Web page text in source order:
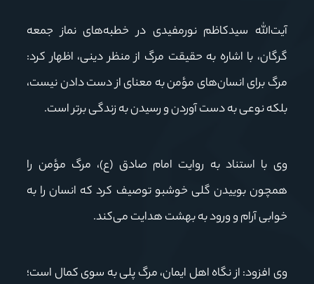
آیت‌الله سیدکاظم نورمفیدی در خطبه‌های نماز جمعه
گرگان، با اشاره به حقیقت مرگ از منظر دینی، اظهار کرد:
مرگ برای انسان‌های مؤمن به معنای از دست دادن نیست،
بلکه نوعی به دست آوردن و رسیدن به زندگی برتر است.
وی با استناد به روایت امام صادق (ع)، مرگ مؤمن را
همچون بوییدن گلی خوشبو توصیف کرد که انسان را به
خوابی آرام و ورود به بهشت هدایت می‌کند.
وی افزود: از نگاه اهل ایمان، مرگ پلی به سوی کمال است؛